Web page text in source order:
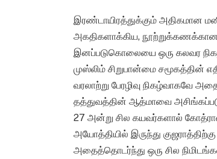
இரண்டாயிரத்துக்கும் அதிகமான
அகதிகளாக்கிய,
இனப்படுகொலையை ஒரு கலவர
முஸ்லிம் சிறுபான்மை சமூகத்தின்
வரலாற்று பேரழிவு நிகழ்வாகவே
தத்துவத்தின் ஆத்மாவை
27 அன்று சில கயவர்களால்
அயோத்தியில் இருந்து
அதைத்தொடர்ந்து ஒரு சில